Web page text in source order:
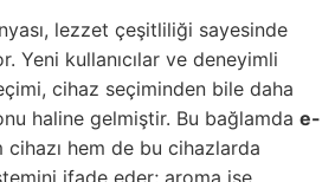
lezzet çeşitliliği sayesinde
Yeni kullanıcılar ve deneyimli
cihaz seçiminden bile daha
haline gelmiştir. Bu bağlamda e-
cihazı hem de bu cihazlarda
ifade eder; aroma ise